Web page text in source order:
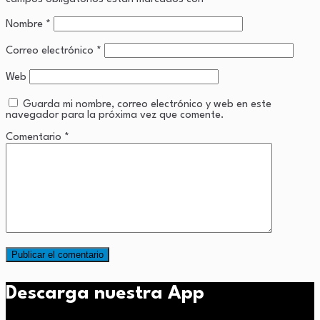
Nombre *
Correo electrónico *
Web
Guarda mi nombre, correo electrónico y web en este
navegador para la próxima vez que comente.
Comentario *
Descarga nuestra App